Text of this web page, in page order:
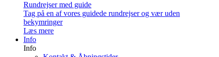
Rundrejser med guide
Tag på en af vores guidede rundrejser og vær uden
bekymringer
Læs mere
Info
Info